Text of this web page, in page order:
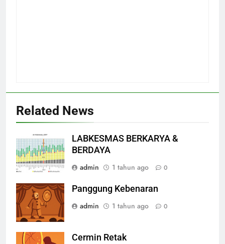
Related News
LABKESMAS BERKARYA &
BERDAYA
admin
1 tahun ago 0
Panggung Kebenaran
admin
1 tahun ago 0
Cermin Retak